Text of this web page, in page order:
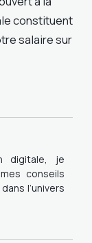
constituent
salaire sur
digitale, je
conseils
l’univers